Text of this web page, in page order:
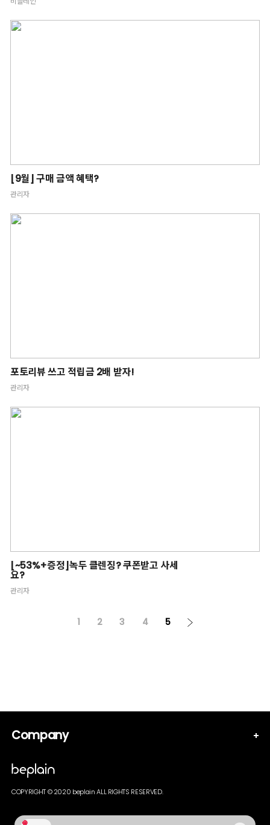
[9월] 구매 금액 혜택?
관리자
포토리뷰 쓰고 적립금 2배 받자!
관리자
[~53%+증정]녹두 클렌징? 쿠폰받고 사세
요?
관리자
1 2 3 4 5
Company
COPYRIGHT © 2020 beplain ALL RIGHTS RESERVED.